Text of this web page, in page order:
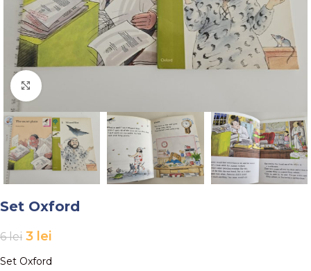
Faceți click pentru a mări
Set Oxford
6lei 3 lei
Set Oxford